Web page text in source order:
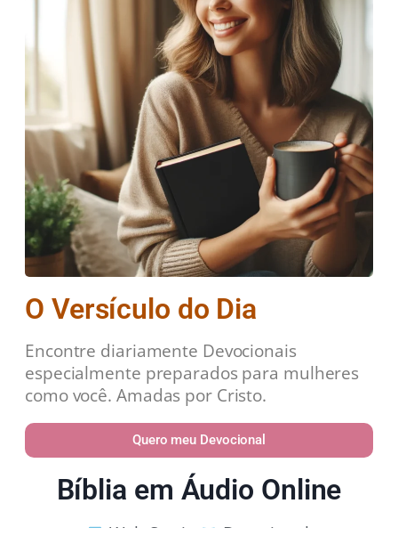
O Versículo do Dia
Encontre diariamente Devocionais
especialmente preparados para mulheres
como você. Amadas por Cristo.
Quero meu Devocional
Bíblia em Áudio Online
Web Stories
Devocional